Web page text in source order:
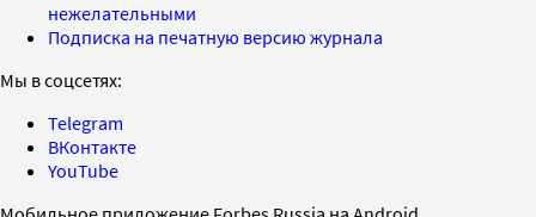
нежелательными
Подписка на печатную версию журнала
Мы в соцсетях:
Telegram
ВКонтакте
YouTube